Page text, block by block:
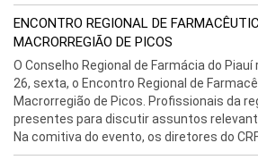
ENCONTRO REGIONAL DE
MACRORREGIÃO DE PICOS
O Conselho Regional de Farmácia do
26, sexta, o Encontro Regional de
Macrorregião de Picos. Profissionais da
presentes para discutir assuntos
Na comitiva do evento, os diretores do CRF,